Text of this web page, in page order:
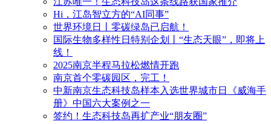
Hi，江岛智立方的“AI同事”
世界环境日丨零碳绿岛已启航！
国际生物多样性日特别企划丨“生态天眼”，即将上
线！
2025南京半程马拉松燃情开跑
南京首个零碳园区，完工！
中新南京生态科技岛样本入选世界城市日《威海手
册》中国六大案例之一
签约！生态科技岛再扩产业“朋友圈”